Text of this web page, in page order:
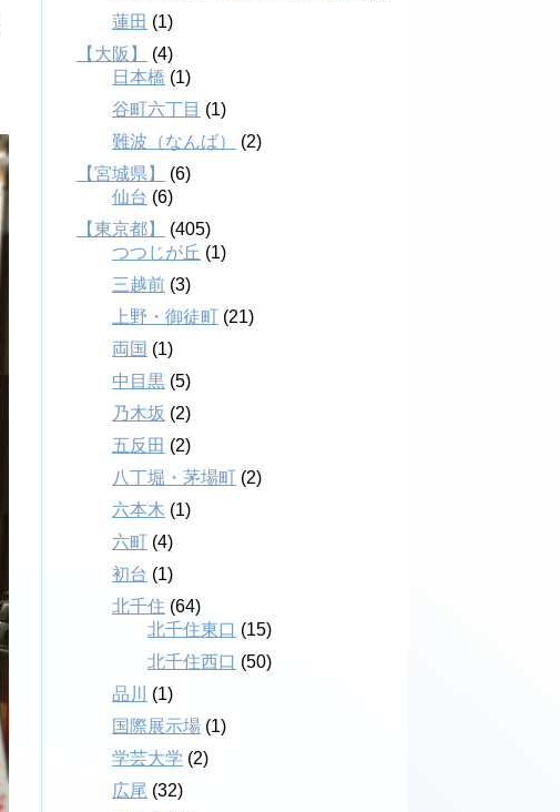
蓮田 (1)
【大阪】
(4)
日本橋 (1)
谷町六丁目 (1)
難波（なんば）
(2)
【宮城県】
(6)
仙台 (6)
【東京都】
(405)
つつじが丘 (1)
三越前 (3)
上野・御徒町 (21)
両国 (1)
中目黒 (5)
乃木坂 (2)
五反田 (2)
八丁堀・茅場町 (2)
六本木 (1)
六町 (4)
初台 (1)
北千住 (64)
北千住東口 (15)
北千住西口 (50)
品川
(1)
国際展示場 (1)
学芸大学 (2)
広尾 (32)